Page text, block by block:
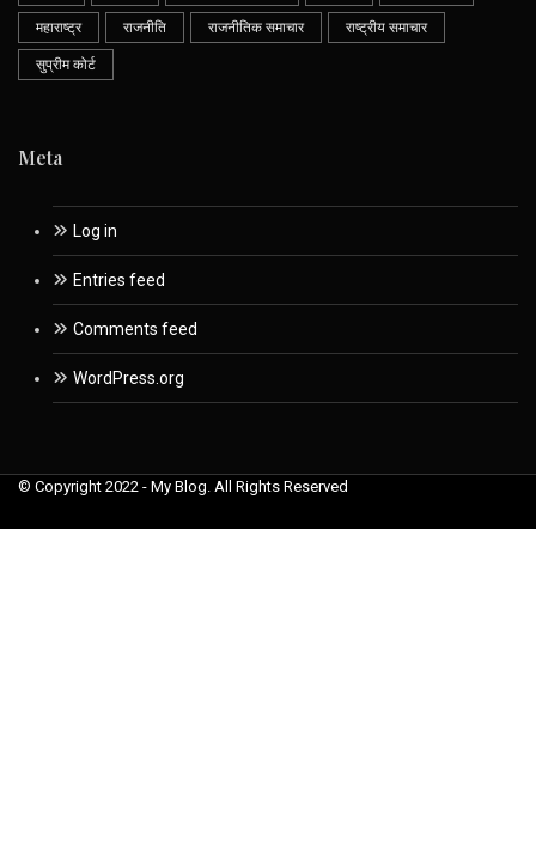
महाराष्ट्र राजनीति राजनीतिक समाचार राष्ट्रीय समाचार
सुप्रीम कोर्ट
Meta
Log in
Entries feed
Comments feed
WordPress.org
© Copyright 2022 - My Blog. All Rights Reserved